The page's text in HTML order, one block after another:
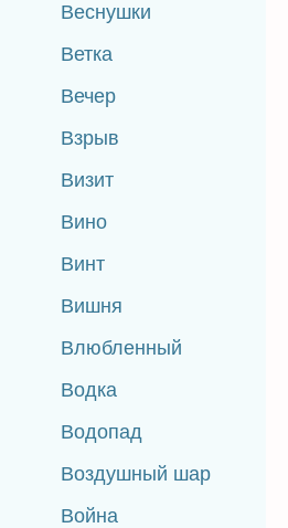
Веснушки
Ветка
Вечер
Взрыв
Визит
Вино
Винт
Вишня
Влюбленный
Водка
Водопад
Воздушный шар
Война